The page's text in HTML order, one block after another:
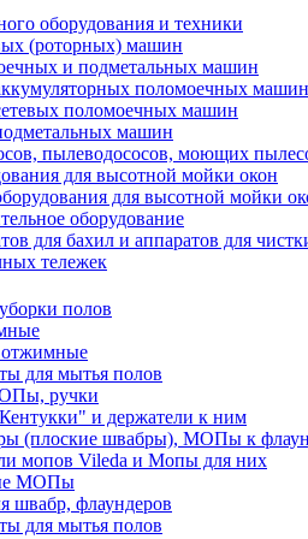
оборудования и техники
(роторных) машин
и подметальных машин
поломоечных машин
поломоечных машин
машин
пылеводососов, моющих
для высотной мойки окон
для высотной мойки
оборудование
для бахил и аппаратов для
тележек
полов
для мытья полов
ручки
и держатели к ним
(плоские швабры), МОПы к
мопов Vileda и Мопы для них
МОПы
швабр, флаундеров
для мытья полов